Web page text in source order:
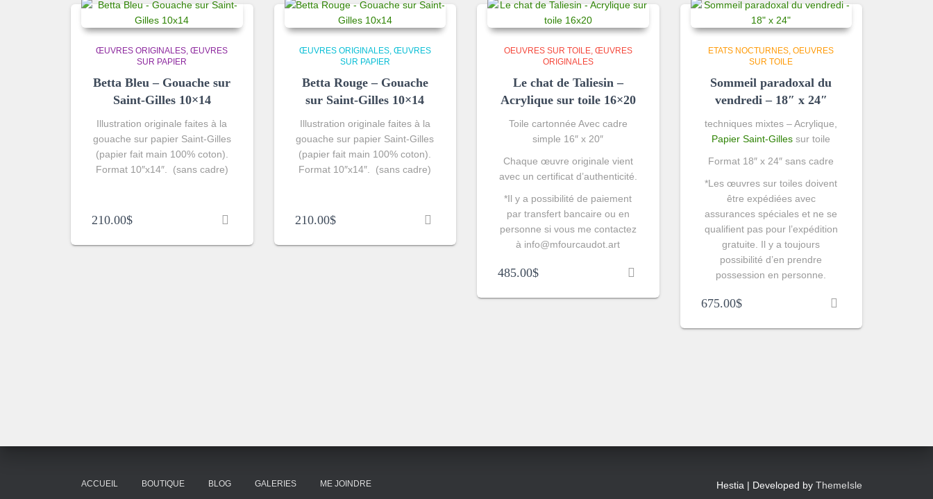
ŒUVRES ORIGINALES ŒUVRES
SUR PAPIER
Betta Bleu – Gouache sur
Saint-Gilles 10×14
Illustration originale faites à la
gouache sur papier Saint-Gilles
(papier fait main 100% coton).
Format 10″x14″. (sans cadre)
210.00$
ŒUVRES ORIGINALES ŒUVRES
SUR PAPIER
Betta Rouge – Gouache
sur Saint-Gilles 10×14
Illustration originale faites à la
gouache sur papier Saint-Gilles
(papier fait main 100% coton).
Format 10″x14″. (sans cadre)
210.00$
OEUVRES SUR TOILE ŒUVRES
ORIGINALES
Le chat de Taliesin –
Acrylique sur toile 16×20
Toile cartonnée Avec cadre
simple 16″ x 20″
Chaque œuvre originale vient
avec un certificat d’authenticité.
*Il y a possibilité de paiement
par transfert bancaire ou en
personne si vous me contactez
à info@mfourcaudot.art
485.00$
ETATS NOCTURNES OEUVRES
SUR TOILE
Sommeil paradoxal du
vendredi – 18″ x 24″
techniques mixtes – Acrylique,
Papier Saint-Gilles sur toile
Format 18″ x 24″ sans cadre
*Les œuvres sur toiles doivent
être expédiées avec
assurances spéciales et ne se
qualifient pas pour l’expédition
gratuite. Il y a toujours
possibilité d’en prendre
possession en personne.
675.00$
ACCUEIL BOUTIQUE BLOG GALERIES ME JOINDRE Hestia | Developed by ThemeIsle